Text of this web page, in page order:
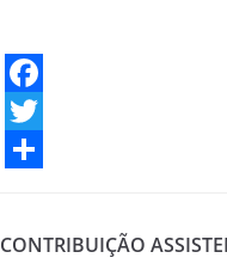
F
aT
CONTRIBUIÇÃO